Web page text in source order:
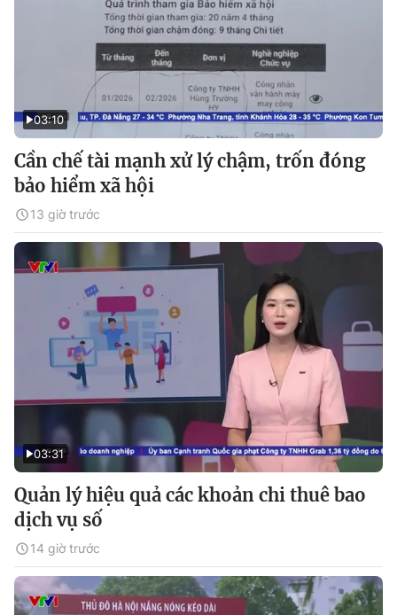
03:10
Cần chế tài mạnh xử lý chậm, trốn đóng
bảo hiểm xã hội
13 giờ trước
03:31
Quản lý hiệu quả các khoản chi thuê bao
dịch vụ số
14 giờ trước